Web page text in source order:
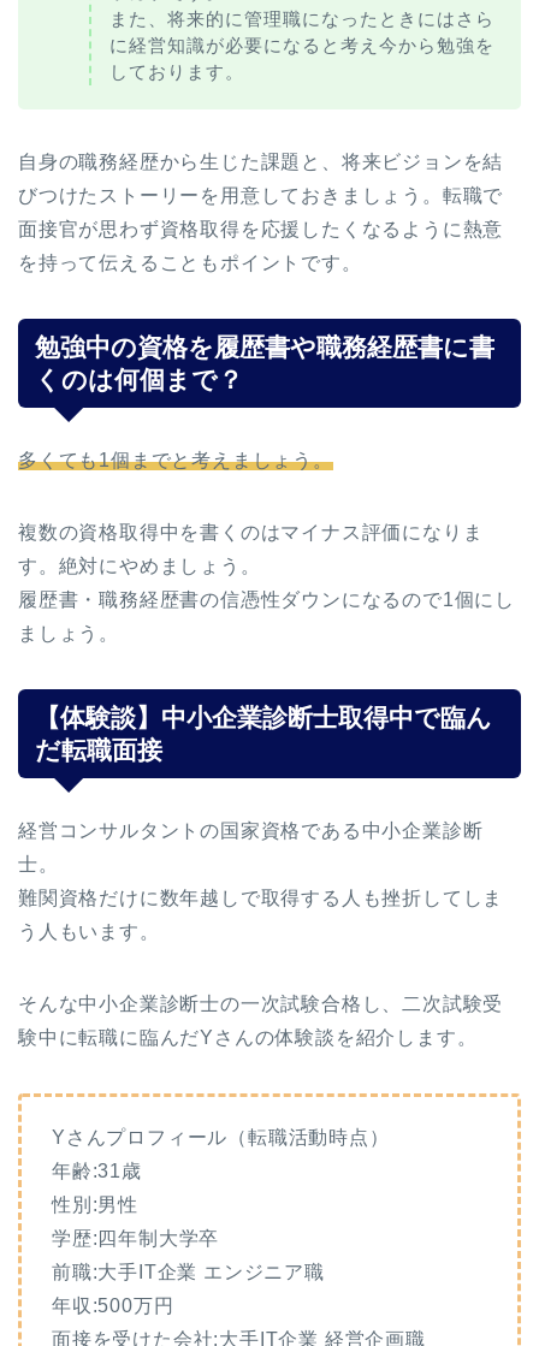
また、将来的に管理職になったときにはさら
に経営知識が必要になると考え今から勉強を
しております。
自身の職務経歴から生じた課題と、将来ビジョンを結
びつけたストーリーを用意しておきましょう。 転職で
面接官が思わず資格取得を応援したくなるように熱意
を持って伝えることもポイントです。
勉強中の資格を履歴書や職務経歴書に書
くのは何個まで？
多くても1個までと考えましょう。
複数の資格取得中を書くのはマイナス評価になりま
す。絶対にやめましょう。
履歴書・職務経歴書の信憑性ダウンになるので1個にし
ましょう。
【体験談】中小企業診断士取得中で臨ん
だ転職面接
経営コンサルタントの国家資格である中小企業診断
士。
難関資格だけに数年越しで取得する人も挫折してしま
う人もいます。
そんな中小企業診断士の一次試験合格し、二次試験受
験中に転職に臨んだYさんの体験談を紹介します。
Yさんプロフィール（転職活動時点）
年齢:31歳
性別:男性
学歴:四年制大学卒
前職:大手IT企業 エンジニア職
年収:500万円
面接を受けた会社:大手IT企業 経営企画職